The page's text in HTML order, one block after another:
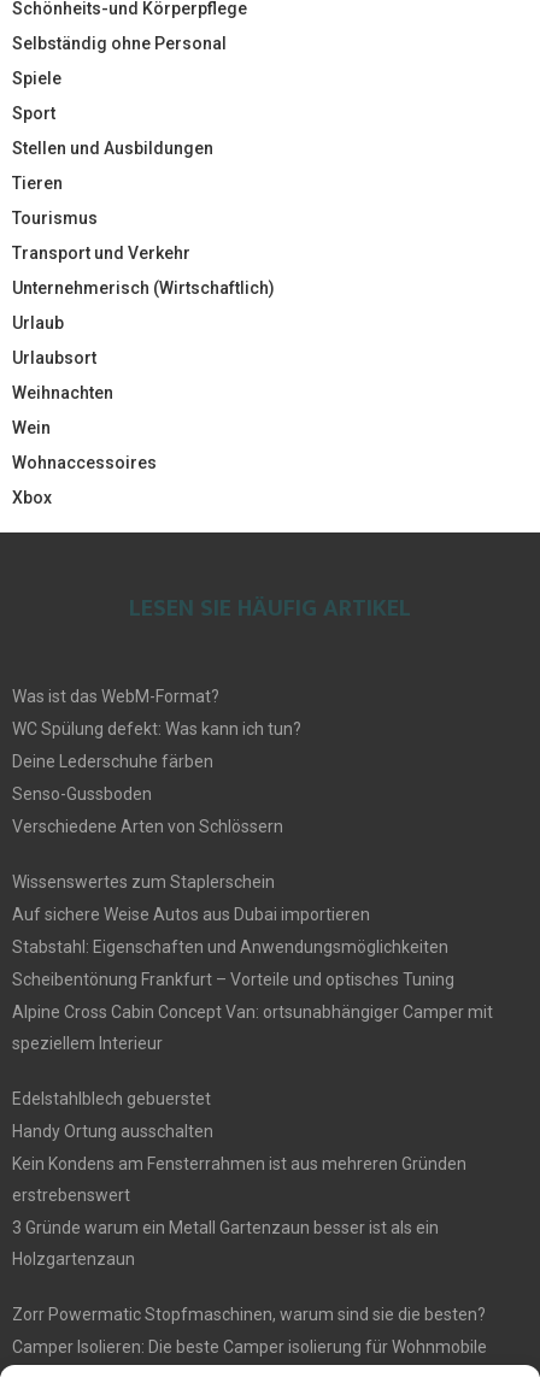
Schönheits-und Körperpflege
Selbständig ohne Personal
Spiele
Sport
Stellen und Ausbildungen
Tieren
Tourismus
Transport und Verkehr
Unternehmerisch (Wirtschaftlich)
Urlaub
Urlaubsort
Weihnachten
Wein
Wohnaccessoires
Xbox
LESEN SIE HÄUFIG ARTIKEL
Was ist das WebM-Format?
WC Spülung defekt: Was kann ich tun?
Deine Lederschuhe färben
Senso-Gussboden
Verschiedene Arten von Schlössern
Wissenswertes zum Staplerschein
Auf sichere Weise Autos aus Dubai importieren
Stabstahl: Eigenschaften und Anwendungsmöglichkeiten
Scheibentönung Frankfurt – Vorteile und optisches Tuning
Alpine Cross Cabin Concept Van: ortsunabhängiger Camper mit
speziellem Interieur
Edelstahlblech gebuerstet
Handy Ortung ausschalten
Kein Kondens am Fensterrahmen ist aus mehreren Gründen
erstrebenswert
3 Gründe warum ein Metall Gartenzaun besser ist als ein
Holzgartenzaun
Zorr Powermatic Stopfmaschinen, warum sind sie die besten?
Camper Isolieren: Die beste Camper isolierung für Wohnmobile